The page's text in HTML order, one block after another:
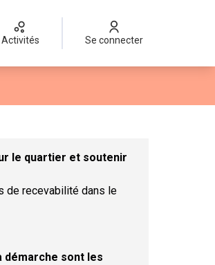
Activités Se connecter
le quartier et soutenir
de recevabilité dans le
démarche sont les